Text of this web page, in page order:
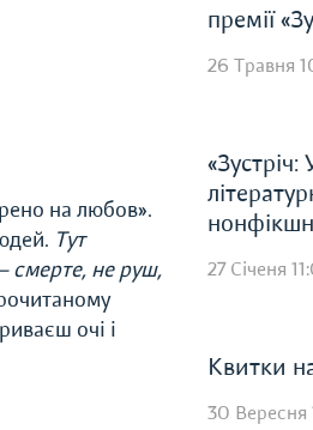
на любов».
Тут
смерте, не руш,
очі і
премії
26 Травня
27 Січеня
Квитки
30 Вересня